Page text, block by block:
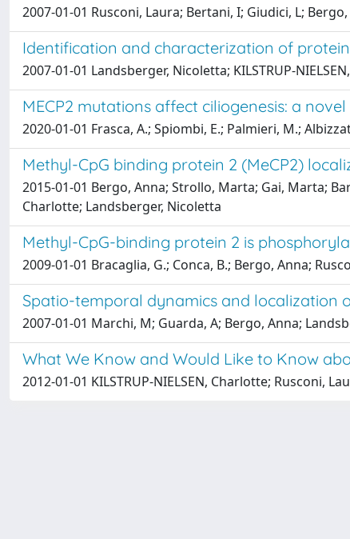
2007-01-01 Rusconi, Laura; Bertani, I; Giudici, L;
Identification and characterization of
2007-01-01 Landsberger, Nicoletta; KILSTRUP-
MECP2 mutations affect ciliogenesis: a
2020-01-01 Frasca, A.; Spiombi, E.; Palmieri, M.;
Methyl-CpG binding protein 2 (MeCP2)
2015-01-01 Bergo, Anna; Strollo, Marta; Gai, Marta;
Charlotte; Landsberger, Nicoletta
Methyl-CpG-binding protein 2 is
2009-01-01 Bracaglia, G.; Conca, B.; Bergo, Anna;
Spatio-temporal dynamics and localization
2007-01-01 Marchi, M; Guarda, A; Bergo, Anna;
What We Know and Would Like to Know
2012-01-01 KILSTRUP-NIELSEN, Charlotte; Rusconi,